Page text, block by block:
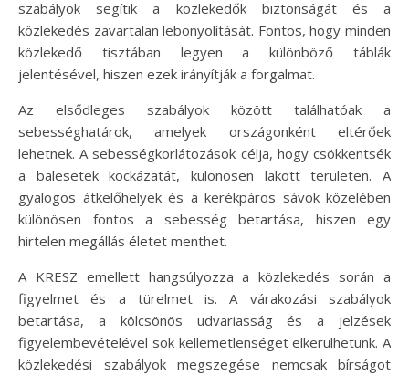
szabályok segítik a közlekedők biztonságát és a
közlekedés zavartalan lebonyolítását. Fontos, hogy minden
közlekedő tisztában legyen a különböző táblák
jelentésével, hiszen ezek irányítják a forgalmat.
Az elsődleges szabályok között találhatóak a
sebességhatárok, amelyek országonként eltérőek
lehetnek. A sebességkorlátozások célja, hogy csökkentsék
a balesetek kockázatát, különösen lakott területen. A
gyalogos átkelőhelyek és a kerékpáros sávok közelében
különösen fontos a sebesség betartása, hiszen egy
hirtelen megállás életet menthet.
A KRESZ emellett hangsúlyozza a közlekedés során a
figyelmet és a türelmet is. A várakozási szabályok
betartása, a kölcsönös udvariasság és a jelzések
figyelembevételével sok kellemetlenséget elkerülhetünk. A
közlekedési szabályok megszegése nemcsak bírságot